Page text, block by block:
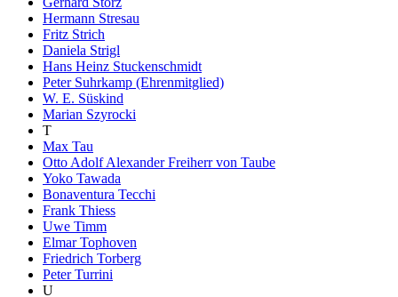
Hermann Stresau
Fritz Strich
Daniela Strigl
Hans Heinz Stuckenschmidt
Peter Suhrkamp (Ehrenmitglied)
W. E. Süskind
Marian Szyrocki
T
Max Tau
Otto Adolf Alexander Freiherr von Taube
Yoko Tawada
Bonaventura Tecchi
Frank Thiess
Uwe Timm
Elmar Tophoven
Friedrich Torberg
Peter Turrini
U